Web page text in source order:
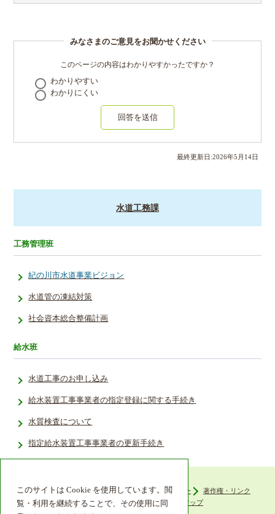
このサイトは Cookie を使用しています。閲
覧・利用を継続することで、その使用に同
みなさまのご意見をお聞かせください
このページの内容はわかりやすかったですか？
わかりやすい
わかりにくい
回答を送信
最終更新日:2026年5 月 14日
水道工務課
工務管理班
紀の川市水道事業ビジョン
水道管の凍結対策
社会資本総合整備計画
給水班
水道工事のお申し込み
給水装置工事事業者の指定登録に関する手続き
水質検査について
指定給水装置工事事業者の更新手続き
ウェブアクセシビリティ プライバシーポリシー
著作権・リンク
組織機構
リンク集 サイトマップ